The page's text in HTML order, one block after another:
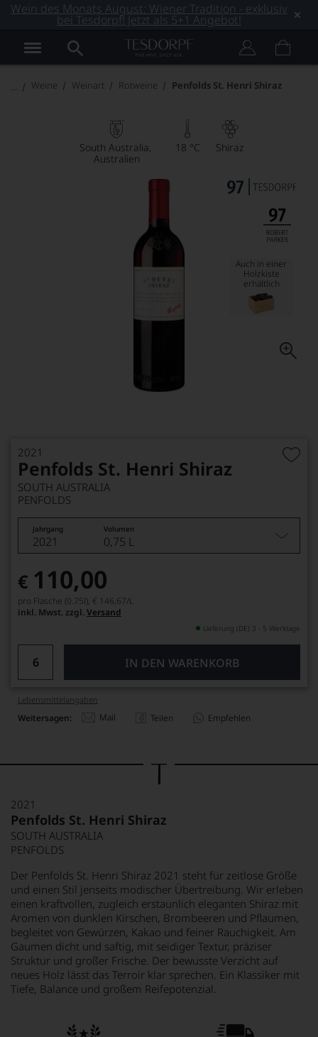
Wein des Monats August: Wiener Tradition - exklusiv
bei Tesdorpf! Jetzt als 5+1 Angebot!
Weine Weinart Rotweine Penfolds St. Henri Shiraz
South Australia
Australien
18 °C Shiraz
Auch in einer
Holzkiste
erhältlich
2021
Penfolds St. Henri Shiraz
SOUTH AUSTRALIA
PENFOLDS
Jahrgang Volumen
2021 0,75 L
€ 110,00
pro Flasche (0.75l), € 146,67/L
inkl. Mwst. zzgl. Versand
Lieferung (DE) 3 - 5 Werktage
IN DEN WARENKORB
Lebensmittel­angaben
Weitersagen: Mail Teilen Empfehlen
2021
Penfolds St. Henri Shiraz
SOUTH AUSTRALIA
PENFOLDS
Der Penfolds St. Henri Shiraz 2021 steht für zeitlose Größe
und einen Stil jenseits modischer Übertreibung. Wir erleben
einen kraftvollen, zugleich erstaunlich eleganten Shiraz mit
Aromen von dunklen Kirschen, Brombeeren und Pflaumen,
begleitet von Gewürzen, Kakao und feiner Rauchigkeit. Am
Gaumen dicht und saftig, mit seidiger Textur, präziser
Struktur und großer Frische. Der bewusste Verzicht auf
neues Holz lässt das Terroir klar sprechen. Ein Klassiker mit
Tiefe, Balance und großem Reifepotenzial.